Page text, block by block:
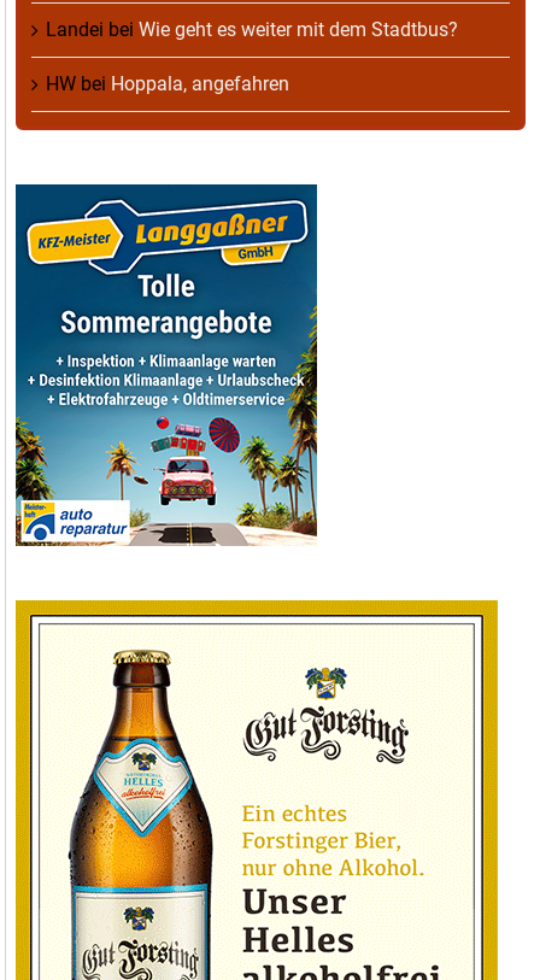
Landei bei Wie geht es weiter mit dem Stadtbus?
HW bei Hoppala, angefahren